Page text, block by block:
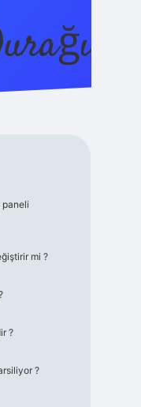
paneli
mi ?
?
?